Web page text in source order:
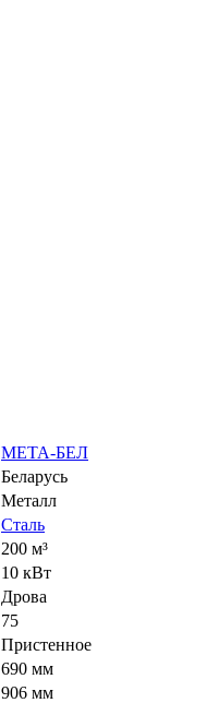
МЕТА-БЕЛ
Беларусь
Металл
Сталь
200 м³
10 кВт
Дрова
75
Пристенное
690 мм
906 мм